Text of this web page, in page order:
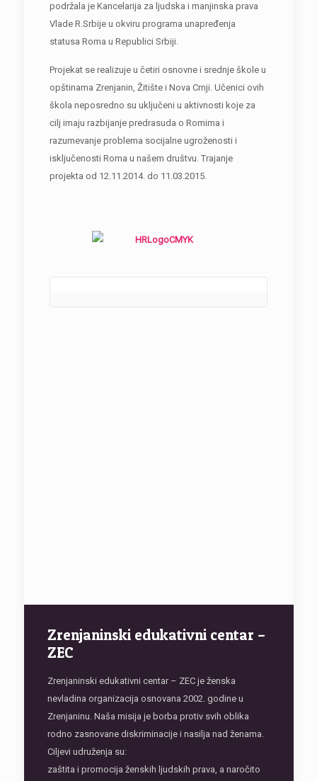
podržala je Kancelarija za ljudska i manjinska prava
Vlade R.Srbije u okviru programa unapređenja
statusa Roma u Republici Srbiji.
Projekat se realizuje u četiri osnovne i srednje škole u
opštinama Zrenjanin, Žitište i Nova Crnji. Učenici ovih
škola neposredno su uključeni u aktivnosti koje za
cilj imaju razbijanje predrasuda o Romima i
razumevanje problema socijalne ugroženosti i
isključenosti Roma u našem društvu. Trajanje
projekta od 12.11.2014. do 11.03.2015.
Zrenjaninski edukativni centar –
ZEC
Zrenjaninski edukativni centar – ZEC je ženska
nevladina organizacija osnovana 2002. godine u
Zrenjaninu. Naša misija je borba protiv svih oblika
rodno zasnovane diskriminacije i nasilja nad ženama.
Ciljevi udruženja su:
zaštita i promocija ženskih ljudskih prava, a naročito